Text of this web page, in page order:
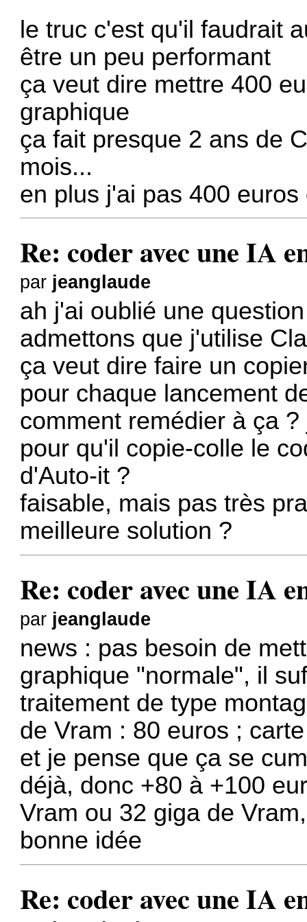
le truc c'est qu'il faudrait
être un peu performant
ça veut dire mettre 400
graphique
ça fait presque 2 ans de
mois...
en plus j'ai pas 400 euros
Re: coder avec une IA
par jeanglaude
ah j'ai oublié une
admettons que j'utilise
ça veut dire faire un
pour chaque lancement
comment remédier à ça
pour qu'il copie-colle le
d'Auto-it ?
faisable, mais pas très
meilleure solution ?
Re: coder avec une IA
par jeanglaude
news : pas besoin de
graphique "normale", il
traitement de type
de Vram : 80 euros ;
et je pense que ça se
déjà, donc +80 à +100
Vram ou 32 giga de
bonne idée
Re: coder avec une IA